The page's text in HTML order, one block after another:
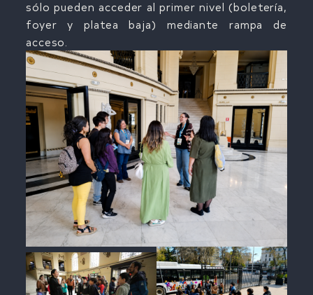
sólo pueden acceder al primer nivel (boletería,
foyer y platea baja) mediante rampa de
acceso.